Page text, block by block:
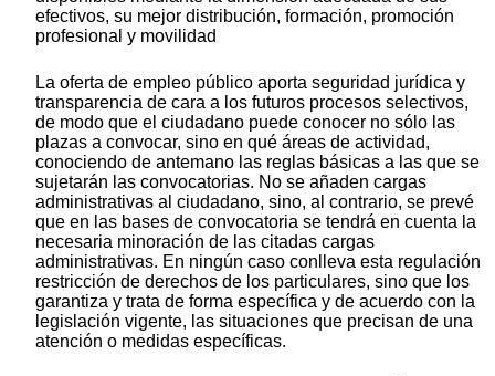
efectivos, su mejor distribución, formación, promoción
profesional y movilidad
La oferta de empleo público aporta seguridad jurídica y
transparencia de cara a los futuros procesos selectivos,
de modo que el ciudadano puede conocer no sólo las
plazas a convocar, sino en qué áreas de actividad,
conociendo de antemano las reglas básicas a las que se
sujetarán las convocatorias. No se añaden cargas
administrativas al ciudadano, sino, al contrario, se prevé
que en las bases de convocatoria se tendrá en cuenta la
necesaria minoración de las citadas cargas
administrativas. En ningún caso conlleva esta regulación
restricción de derechos de los particulares, sino que los
garantiza y trata de forma específica y de acuerdo con la
legislación vigente, las situaciones que precisan de una
atención o medidas específicas.